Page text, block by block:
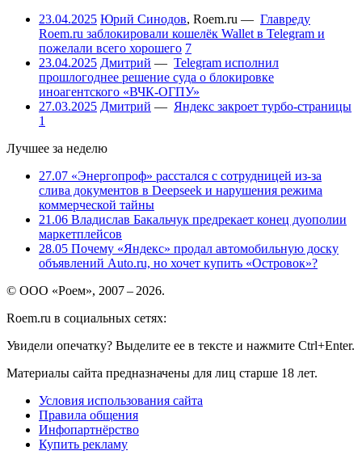
23.04.2025 Юрий Синодов, Roem.ru — Главреду
Roem.ru заблокировали кошелёк Wallet в Telegram и
пожелали всего хорошего 7
23.04.2025 Дмитрий — Telegram исполнил
прошлогоднее решение суда о блокировке
иноагентского «ВЧК-ОГПУ»
27.03.2025 Дмитрий — Яндекс закроет турбо-страницы
1
Лучшее за неделю
27.07 «Энергопроф» расстался с сотрудницей из-за
слива документов в Deepseek и нарушения режима
коммерческой тайны
21.06 Владислав Бакальчук предрекает конец дуополии
маркетплейсов
28.05 Почему «Яндекс» продал автомобильную доску
объявлений Auto.ru, но хочет купить «Островок»?
© ООО «Роем», 2007 – 2026.
Roem.ru в социальных сетях:
Увидели опечатку? Выделите ее в тексте и нажмите Ctrl+Enter.
Материалы сайта предназначены для лиц старше 18 лет.
Условия использования сайта
Правила общения
Инфопартнёрство
Купить рекламу